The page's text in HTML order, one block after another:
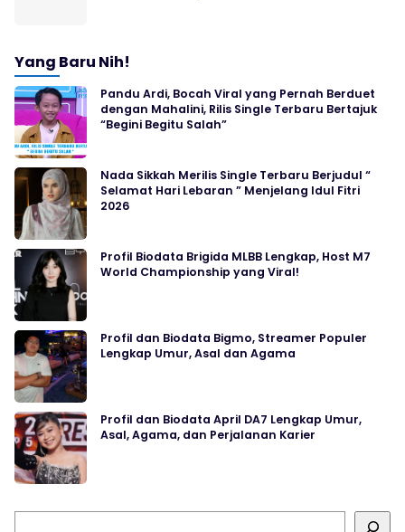
Yang Baru Nih!
Pandu Ardi, Bocah Viral yang Pernah Berduet
dengan Mahalini, Rilis Single Terbaru Bertajuk
“Begini Begitu Salah”
Nada Sikkah Merilis Single Terbaru Berjudul “
Selamat Hari Lebaran ” Menjelang Idul Fitri
2026
Profil Biodata Brigida MLBB Lengkap, Host M7
World Championship yang Viral!
Profil dan Biodata Bigmo, Streamer Populer
Lengkap Umur, Asal dan Agama
Profil dan Biodata April DA7 Lengkap Umur,
Asal, Agama, dan Perjalanan Karier